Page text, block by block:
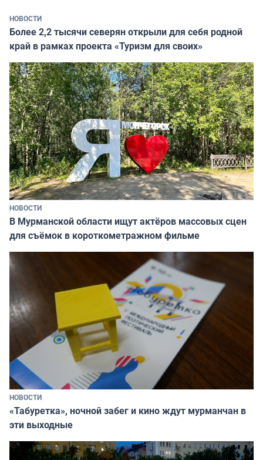
НОВОСТИ
Более 2,2 тысячи северян открыли для себя родной
край в рамках проекта «Туризм для своих»
НОВОСТИ
В Мурманской области ищут актёров массовых сцен
для съёмок в короткометражном фильме
НОВОСТИ
«Табуретка», ночной забег и кино ждут мурманчан в
эти выходные